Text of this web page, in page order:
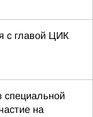
с главой ЦИК
специальной
на